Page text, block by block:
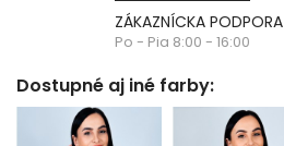
ZÁKAZNÍCKA PODPORA
Po - Pia 8:00 - 16:00
Dostupné aj iné farby: